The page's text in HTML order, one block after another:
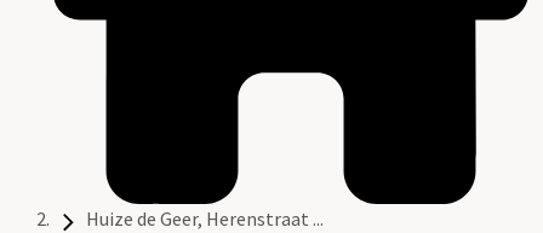
Huize de Geer, Herenstraat ...